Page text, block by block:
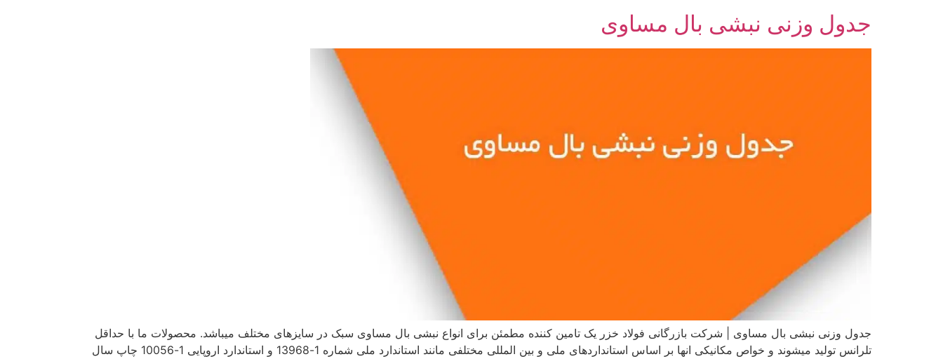
جدول وزنی نبشی بال مساوی
جدول وزنی نبشی بال مساوی | شرکت بازرگانی فولاد خزر یک تامین کننده مطمئن برای انواع نبشی بال مساوی سبک در سایزهای مختلف میباشد. محصولات ما با حداقل
تلرانس تولید میشوند و خواص مکانیکی انها بر اساس استانداردهای ملی و بین المللی مختلفی مانند استاندارد ملی شماره 1-13968 و استاندارد اروپایی 1-10056 چاپ سال